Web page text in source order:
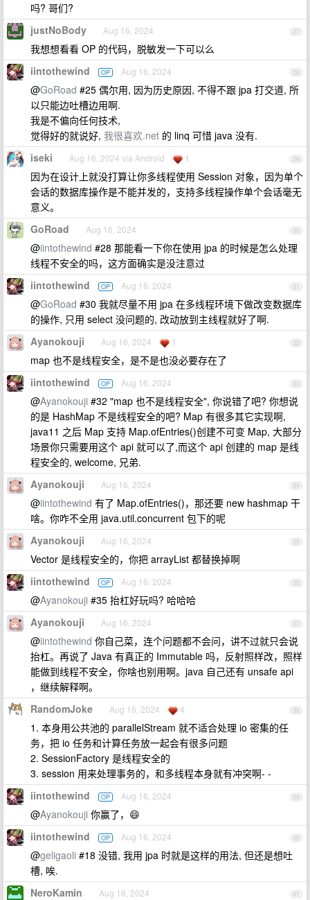
吗? 哥们?
27
justNoBody Aug 16, 2024
我想想看看 OP 的代码，脱敏发一下可以么
28
iintothewind OP Aug 16, 2024
@GoRoad #25 偶尔用, 因为历史原因, 不得不跟 jpa 打交道, 所
以只能边吐槽边用啊.
我是不偏向任何技术,
觉得好的就说好, 我很喜欢.net 的 linq 可惜 java 没有.
29
iseki Aug 16, 2024 via Android 1
因为在设计上就没打算让你多线程使用 Session 对象，因为单个
会话的数据库操作是不能并发的，支持多线程操作单个会话毫无
意义。
30
GoRoad Aug 16, 2024
@iintothewind #28 那能看一下你在使用 jpa 的时候是怎么处理
线程不安全的吗，这方面确实是没注意过
31
iintothewind OP Aug 16, 2024
@GoRoad #30 我就尽量不用 jpa 在多线程环境下做改变数据库
的操作, 只用 select 没问题的, 改动放到主线程就好了啊.
32
Ayanokouji Aug 16, 2024 1
map 也不是线程安全，是不是也没必要存在了
33
iintothewind OP Aug 16, 2024
@Ayanokouji #32 "map 也不是线程安全", 你说错了吧? 你想说
的是 HashMap 不是线程安全的吧? Map 有很多其它实现啊,
java11 之后 Map 支持 Map.ofEntries()创建不可变 Map, 大部分
场景你只需要用这个 api 就可以了,而这个 api 创建的 map 是线
程安全的, welcome, 兄弟.
34
Ayanokouji Aug 16, 2024
@iintothewind 有了 Map.ofEntries()，那还要 new hashmap 干
啥。你咋不全用 java.util.concurrent 包下的呢
35
Ayanokouji Aug 16, 2024
Vector 是线程安全的，你把 arrayList 都替换掉啊
36
iintothewind OP Aug 16, 2024
@Ayanokouji #35 抬杠好玩吗? 哈哈哈
37
Ayanokouji Aug 16, 2024
@iintothewind 你自己菜，连个问题都不会问，讲不过就只会说
抬杠。再说了 Java 有真正的 Immutable 吗，反射照样改，照样
能做到线程不安全，你啥也别用啊。java 自己还有 unsafe api
，继续解释啊。
38
RandomJoke Aug 16, 2024 4
1. 本身用公共池的 parallelStream 就不适合处理 io 密集的任
务，把 io 任务和计算任务放一起会有很多问题
2. SessionFactory 是线程安全的
3. session 用来处理事务的，和多线程本身就有冲突啊- -
39
iintothewind OP Aug 16, 2024
@Ayanokouji 你赢了，😄
40
iintothewind OP Aug 16, 2024
@geligaoli #18 没错, 我用 jpa 时就是这样的用法, 但还是想吐
槽, 唉.
41
NeroKamin Aug 16, 2024